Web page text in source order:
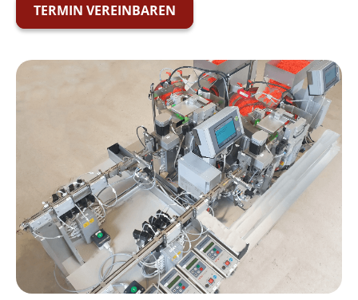
TERMIN VEREINBAREN